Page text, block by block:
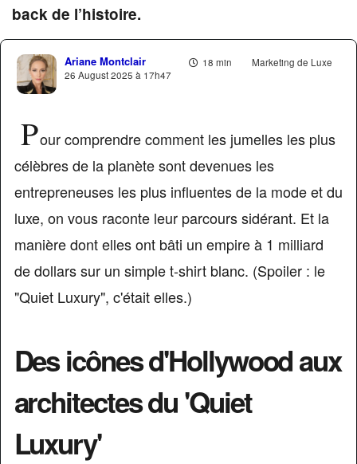
back de l’histoire.
18 min Marketing de Luxe
Ariane Montclair
26 August 2025 à 17h47
Pour comprendre comment les jumelles les plus
célèbres de la planète sont devenues les
entrepreneuses les plus influentes de la mode et du
luxe, on vous raconte leur parcours sidérant. Et la
manière dont elles ont bâti un empire à 1 milliard
de dollars sur un simple t-shirt blanc. (Spoiler : le
"Quiet Luxury", c'était elles.)
Des icônes d'Hollywood aux
architectes du 'Quiet
Luxury'